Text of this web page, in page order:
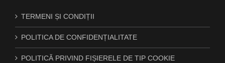
TERMENI ȘI CONDIȚII
POLITICA DE CONFIDENȚIALITATE
POLITICĂ PRIVIND FIȘIERELE DE TIP COOKIE